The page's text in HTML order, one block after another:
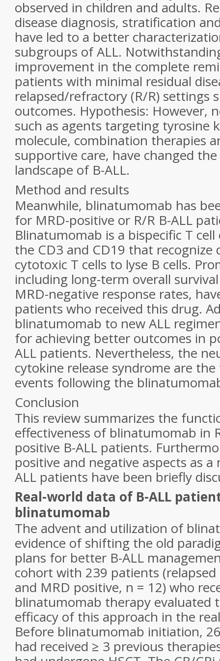
observed in children and adults.
disease diagnosis, stratification
have led to a better
subgroups of ALL.
improvement in the complete
patients with minimal residual
relapsed/refractory (R/R) settings
outcomes. Hypothesis: However,
such as agents targeting tyrosine
molecule, combination therapies
supportive care, have changed
landscape of B-ALL.
Method and results
Meanwhile, blinatumomab has
for MRD-positive or R/R B-ALL
Blinatumomab is a bispecific T
the CD3 and CD19 that recognize
cytotoxic T cells to lyse B cells.
including long-term overall
MRD-negative response rates,
patients who received this drug.
blinatumomab to new ALL
for achieving better outcomes in
ALL patients. Nevertheless, the
cytokine release syndrome are
events following the
Conclusion
This review summarizes the
effectiveness of blinatumomab in
positive B-ALL patients.
positive and negative aspects as
ALL patients have been briefly
Real-world data of B-ALL
blinatumomab
The advent and utilization of
evidence of shifting the old
plans for better B-ALL
cohort with 239 patients
and MRD positive, n = 12) who
blinatumomab therapy evaluated
efficacy of this approach in the
Before blinatumomab initiation,
had received ≥ 3 previous